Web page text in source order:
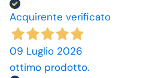
Acquirente verificato
09 Luglio 2026
ottimo prodotto.